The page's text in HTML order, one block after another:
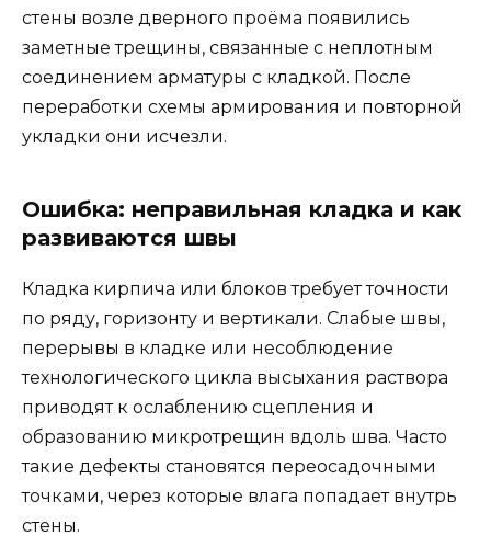
стены возле дверного проёма появились
заметные трещины, связанные с неплотным
соединением арматуры с кладкой. После
переработки схемы армирования и повторной
укладки они исчезли.
Ошибка: неправильная кладка и как
развиваются швы
Кладка кирпича или блоков требует точности
по ряду, горизонту и вертикали. Слабые швы,
перерывы в кладке или несоблюдение
технологического цикла высыхания раствора
приводят к ослаблению сцепления и
образованию микротрещин вдоль шва. Часто
такие дефекты становятся переосадочными
точками, через которые влага попадает внутрь
стены.